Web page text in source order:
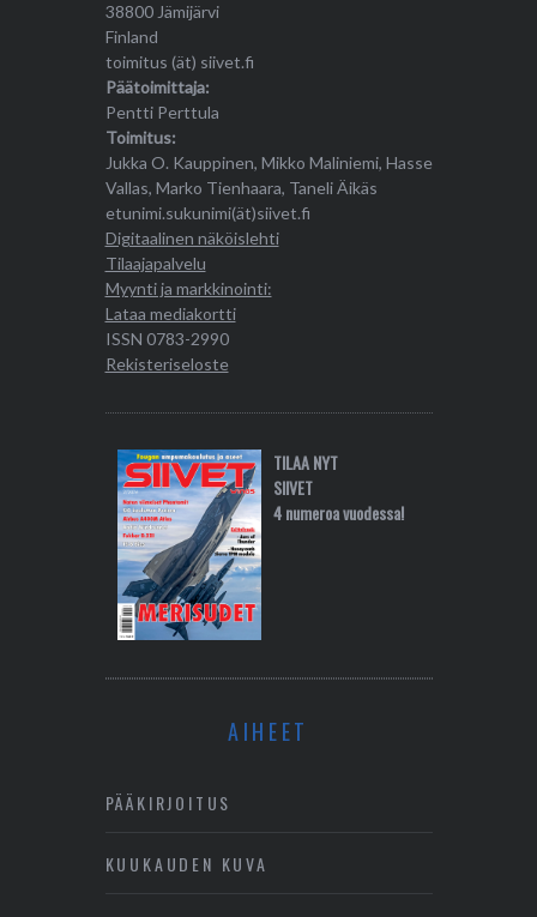
38800 Jämijärvi
Finland
toimitus (ät) siivet.fi
Päätoimittaja:
Pentti Perttula
Toimitus:
Jukka O. Kauppinen, Mikko Maliniemi, Hasse
Vallas, Marko Tienhaara, Taneli Äikäs
etunimi.sukunimi(ät)siivet.fi
Digitaalinen näköislehti
Tilaajapalvelu
Myynti ja markkinointi:
Lataa mediakortti
ISSN 0783-2990
Rekisteriseloste
TILAA NYT
SIIVET
4 numeroa vuodessa!
AIHEET
PÄÄKIRJOITUS
KUUKAUDEN KUVA